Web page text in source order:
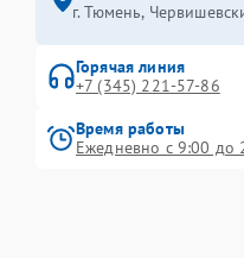
г. Тюмень,
Горячая линия
+7 (345) 221-57-86
Время работы
Ежедневно с 9:00 до